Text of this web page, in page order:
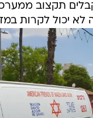
תקצוב
לא יכול לקרות